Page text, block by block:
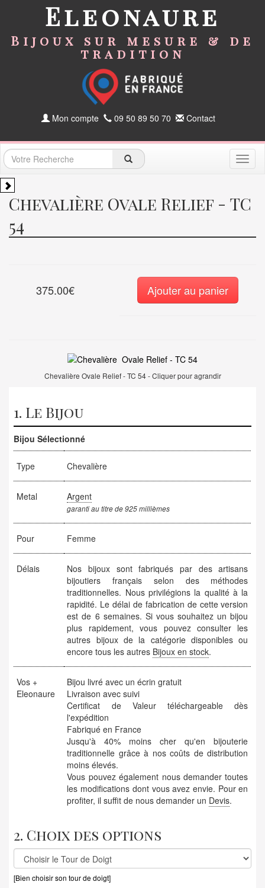
Eleonaure
Bijoux sur mesure & de
tradition
Mon compte 09 50 89 50 70 Contact
Chevalière Ovale Relief - TC
54
375.00€ Ajouter au panier
Chevalière Ovale Relief - TC 54 - Cliquer pour agrandir
1. Le Bijou
Bijou Sélectionné
Type Chevalière
Metal Argent
garanti au titre de 925 millièmes
Pour Femme
Délais
Nos bijoux sont fabriqués par des artisans
bijoutiers français selon des méthodes
traditionnelles. Nous privilégions la qualité à la
rapidité. Le délai de fabrication de cette version
est de 6 semaines. Si vous souhaitez un bijou
plus rapidement, vous pouvez consulter les
autres bijoux de la catégorie disponibles ou
encore tous les autres Bijoux en stock.
Vos +
Eleonaure
Bijou livré avec un écrin gratuit
Livraison avec suivi
Certificat de Valeur téléchargeable dès
l'expédition
Fabriqué en France
Jusqu'à 40% moins cher qu'en bijouterie
traditionnelle grâce à nos coûts de distribution
moins élevés.
Vous pouvez également nous demander toutes
les modifications dont vous avez envie. Pour en
profiter, il suffit de nous demander un Devis.
2. Choix des options
[Bien choisir son tour de doigt]